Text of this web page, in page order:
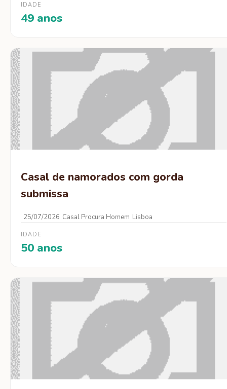
IDADE
49 anos
Casal de namorados com gorda
submissa
25/07/2026 Casal Procura Homem Lisboa
IDADE
50 anos